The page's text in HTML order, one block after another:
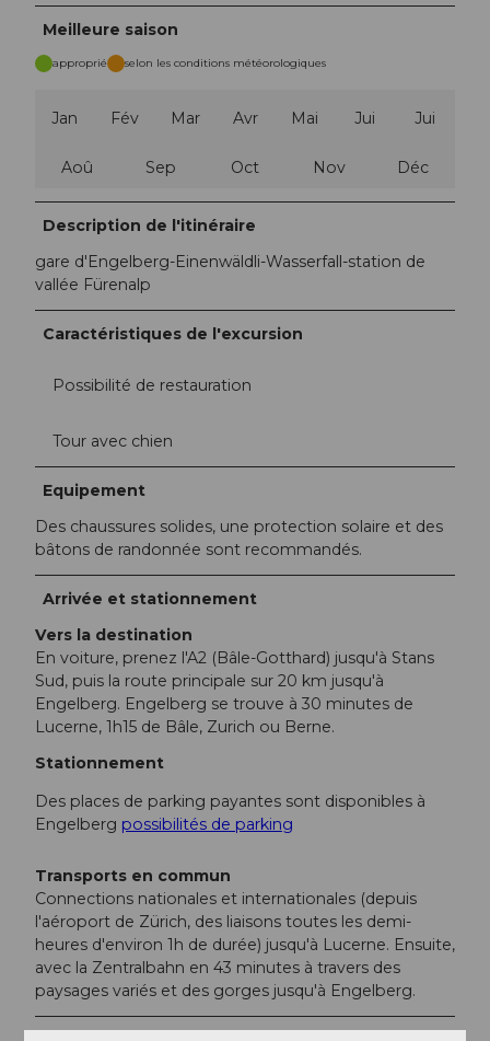
Meilleure saison
approprié selon les conditions météorologiques
Jan Fév Mar Avr Mai Jui Jui
Aoû Sep Oct Nov Déc
Description de l'itinéraire
gare d'Engelberg-Einenwäldli-Wasserfall-station de
vallée Fürenalp
Caractéristiques de l'excursion
Possibilité de restauration
Tour avec chien
Equipement
Des chaussures solides, une protection solaire et des
bâtons de randonnée sont recommandés.
Arrivée et stationnement
Vers la destination
En voiture, prenez l'A2 (Bâle-Gotthard) jusqu'à Stans
Sud, puis la route principale sur 20 km jusqu'à
Engelberg. Engelberg se trouve à 30 minutes de
Lucerne, 1h15 de Bâle, Zurich ou Berne.
Stationnement
Des places de parking payantes sont disponibles à
Engelberg possibilités de parking
Transports en commun
Connections nationales et internationales (depuis
l'aéroport de Zürich, des liaisons toutes les demi-
heures d'environ 1h de durée) jusqu'à Lucerne. Ensuite,
avec la Zentralbahn en 43 minutes à travers des
paysages variés et des gorges jusqu'à Engelberg.